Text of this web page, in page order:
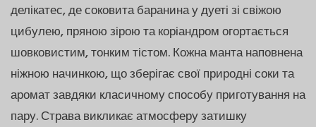
делікатес, де соковита баранина у дуеті зі свіжою
цибулею, пряною зірою та коріандром огортається
шовковистим, тонким тістом. Кожна манта наповнена
ніжною начинкою, що зберігає свої природні соки та
аромат завдяки класичному способу приготування на
пару. Страва викликає атмосферу затишку